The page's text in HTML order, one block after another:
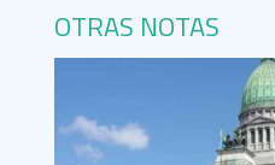
OTRAS NOTAS